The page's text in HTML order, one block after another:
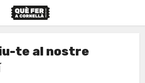
te al nostre